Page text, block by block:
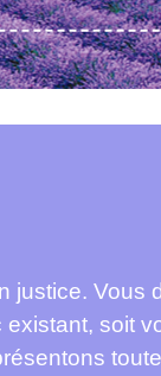
justice. Vous
soit